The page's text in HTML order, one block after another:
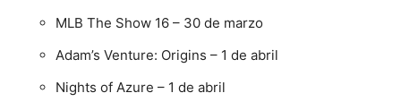
MLB The Show 16 – 30 de marzo
Adam’s Venture: Origins – 1 de abril
Nights of Azure – 1 de abril